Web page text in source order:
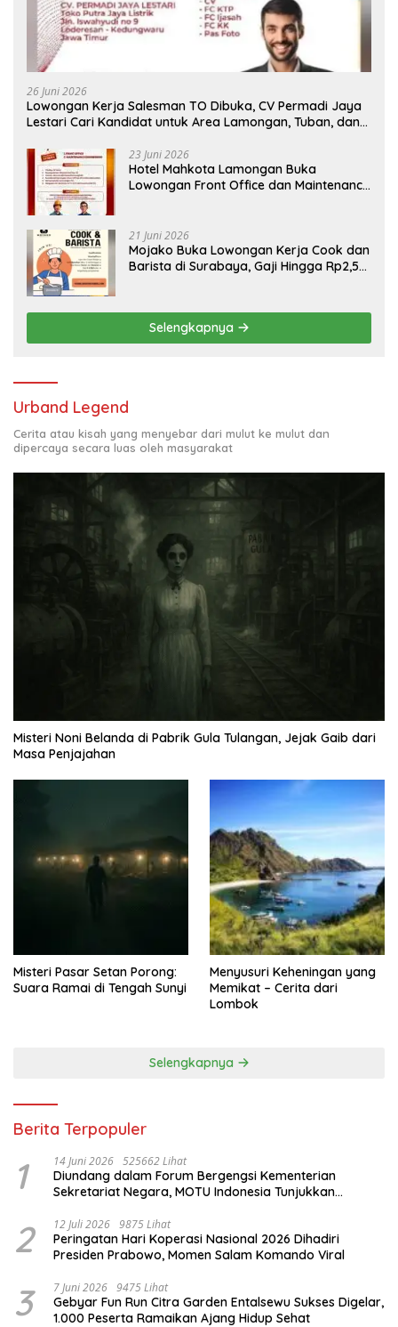
26 Juni 2026
Lowongan Kerja Salesman TO Dibuka, CV Permadi Jaya
Lestari Cari Kandidat untuk Area Lamongan, Tuban, dan
23 Juni 2026
Hotel Mahkota Lamongan Buka
Lowongan Front Office dan Maintenance
21 Juni 2026
Mojako Buka Lowongan Kerja Cook dan
Barista di Surabaya, Gaji Hingga Rp2,5
Selengkapnya
Urband Legend
Cerita atau kisah yang menyebar dari mulut ke mulut dan
dipercaya secara luas oleh masyarakat
Misteri Noni Belanda di Pabrik Gula Tulangan, Jejak Gaib dari
Masa Penjajahan
Misteri Pasar Setan Porong:
Suara Ramai di Tengah Sunyi
Menyusuri Keheningan yang
Memikat – Cerita dari
Lombok
Selengkapnya
Berita Terpopuler
1 14 Juni 2026 525662 Lihat
Diundang dalam Forum Bergengsi Kementerian
Sekretariat Negara, MOTU Indonesia Tunjukkan
2 12 Juli 2026 9875 Lihat
Peringatan Hari Koperasi Nasional 2026 Dihadiri
Presiden Prabowo, Momen Salam Komando Viral
3 7 Juni 2026 9475 Lihat
Gebyar Fun Run Citra Garden Entalsewu Sukses Digelar,
1.000 Peserta Ramaikan Ajang Hidup Sehat